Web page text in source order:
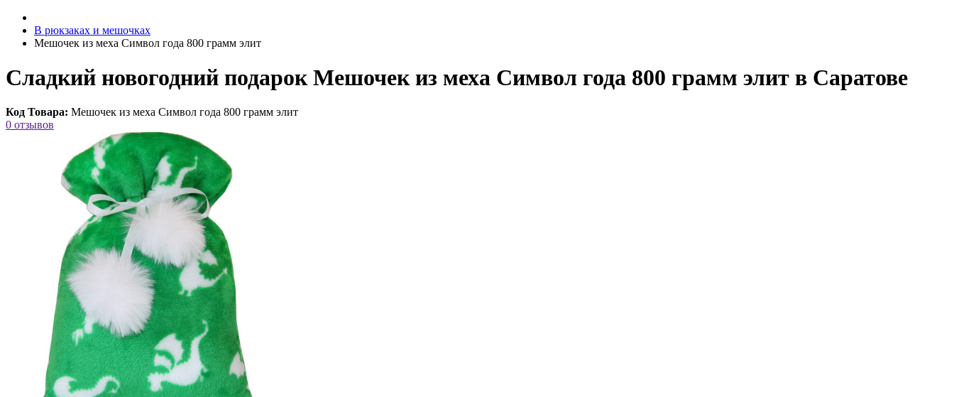
В рюкзаках и мешочках
Мешочек из меха Символ года 800 грамм элит
Сладкий новогодний подарок Мешочек из меха Символ года 800 грамм элит в Саратове
Код Товара: Мешочек из меха Символ года 800 грамм элит
0 отзывов